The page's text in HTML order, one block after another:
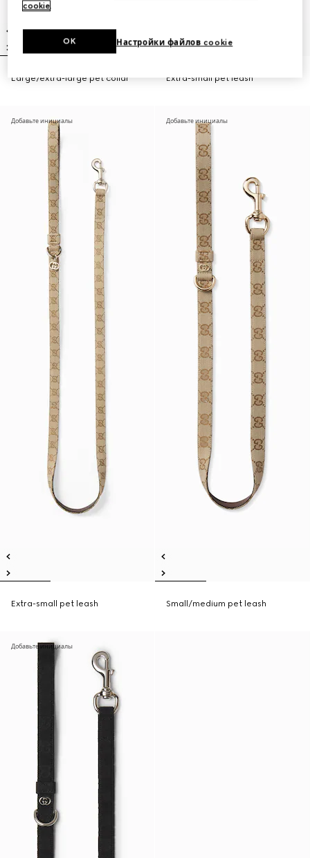
Large/extra-large pet collar Extra-small pet leash
Добавьте инициалы
Extra-small pet leash
Добавьте инициалы
Small/medium pet leash
Добавьте инициалы
cookie.
Настройки файлов cookie
OK